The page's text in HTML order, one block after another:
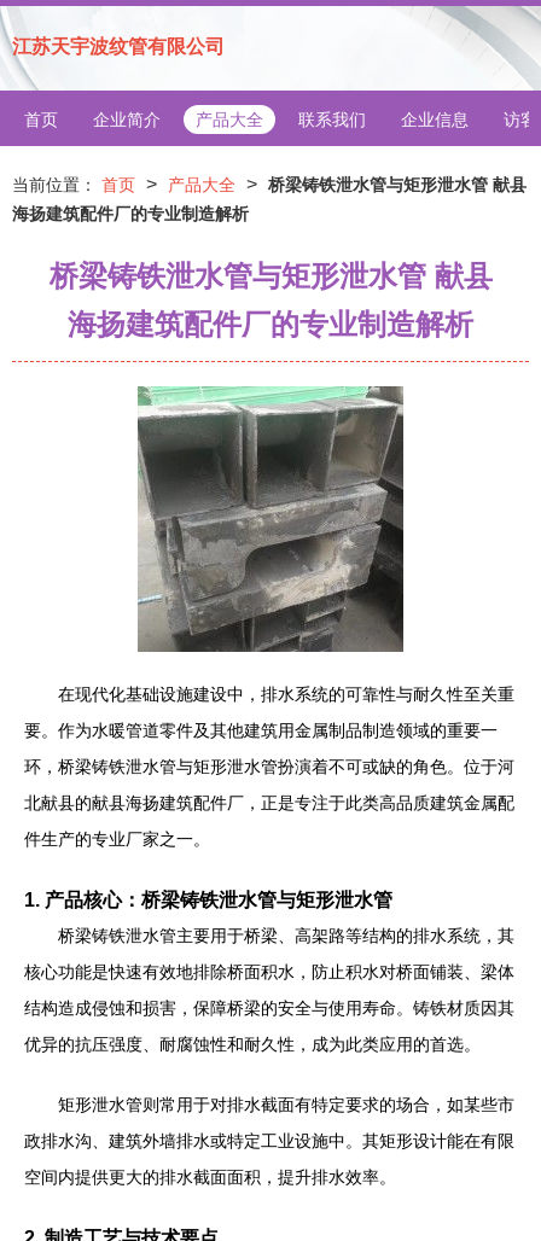
江苏天宇波纹管有限公司
首页 企业简介 产品大全 联系我们 企业信息 访客
当前位置： 首页 > 产品大全 > 桥梁铸铁泄水管与矩形泄水管 献县
海扬建筑配件厂的专业制造解析
桥梁铸铁泄水管与矩形泄水管 献县
海扬建筑配件厂的专业制造解析
在现代化基础设施建设中，排水系统的可靠性与耐久性至关重
要。作为水暖管道零件及其他建筑用金属制品制造领域的重要一
环，桥梁铸铁泄水管与矩形泄水管扮演着不可或缺的角色。位于河
北献县的献县海扬建筑配件厂，正是专注于此类高品质建筑金属配
件生产的专业厂家之一。
1. 产品核心：桥梁铸铁泄水管与矩形泄水管
桥梁铸铁泄水管主要用于桥梁、高架路等结构的排水系统，其
核心功能是快速有效地排除桥面积水，防止积水对桥面铺装、梁体
结构造成侵蚀和损害，保障桥梁的安全与使用寿命。铸铁材质因其
优异的抗压强度、耐腐蚀性和耐久性，成为此类应用的首选。
矩形泄水管则常用于对排水截面有特定要求的场合，如某些市
政排水沟、建筑外墙排水或特定工业设施中。其矩形设计能在有限
空间内提供更大的排水截面面积，提升排水效率。